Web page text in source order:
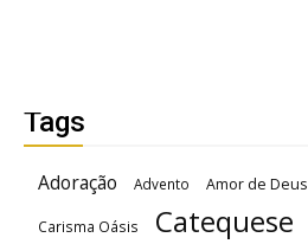
Tags
Adoração Advento Amor de Deus
Carisma Oásis Catequese